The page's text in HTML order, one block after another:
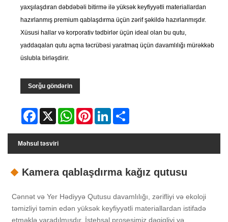
yaxşılaşdıran dəbdəbəli bitirmə ilə yüksək keyfiyyətli materiallardan
hazırlanmış premium qablaşdırma üçün zərif şəkildə hazırlanmışdır.
Xüsusi hallar və korporativ tədbirlər üçün ideal olan bu qutu,
yaddaqalan qutu açma təcrübəsi yaratmaq üçün davamlılığı mürəkkəb
üslubla birləşdirir.
Sorğu göndərin
Facebook
X WhatsAppPinterestLinkedIn
Məhsul təsviri
Kamera qablaşdırma kağız qutusu
Cənnət və Yer Hədiyyə Qutusu davamlılığı, zərifliyi və ekoloji
təmizliyi təmin edən yüksək keyfiyyətli materiallardan istifadə
etməklə yaradılmışdır. İstehsal prosesimiz dəqiqliyi və